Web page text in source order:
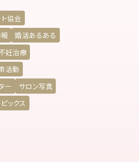
協会
婚活あるある
妊治療
活動
ー
サロン写真
ピックス